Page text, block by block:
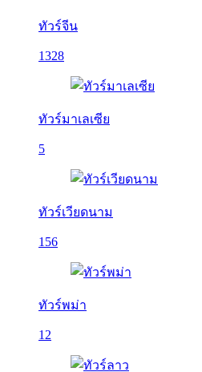
ทัวร์จีน
1328
ทัวร์มาเลเซีย
5
ทัวร์เวียดนาม
156
ทัวร์พม่า
12